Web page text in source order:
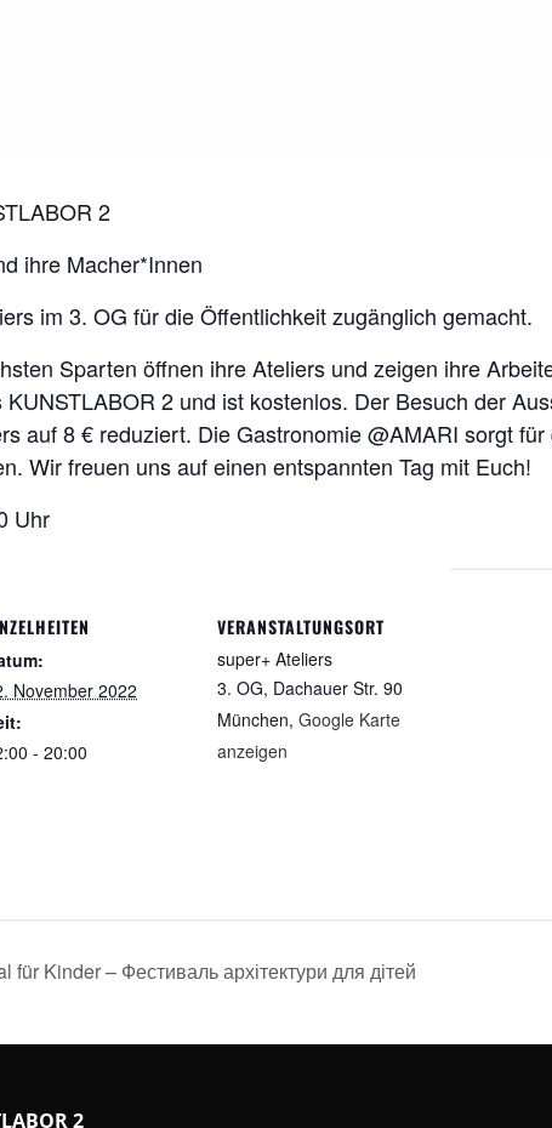
2
ihre Macher*Innen
im 3. OG für die Öffentlichkeit zugänglich gemacht.
Sparten öffnen ihre Ateliers und zeigen ihre
2 und ist kostenlos. Der Besuch der
auf 8 € reduziert. Die Gastronomie @AMARI sorgt
Wir freuen uns auf einen entspannten Tag mit Euch!
Uhr
November 2022
- 20:00
VERANSTALTUNGSORT
super+ Ateliers
3. OG, Dachauer Str. 90
München, Google Karte
anzeigen
Kinder – Фестиваль архітектури для дітей
2